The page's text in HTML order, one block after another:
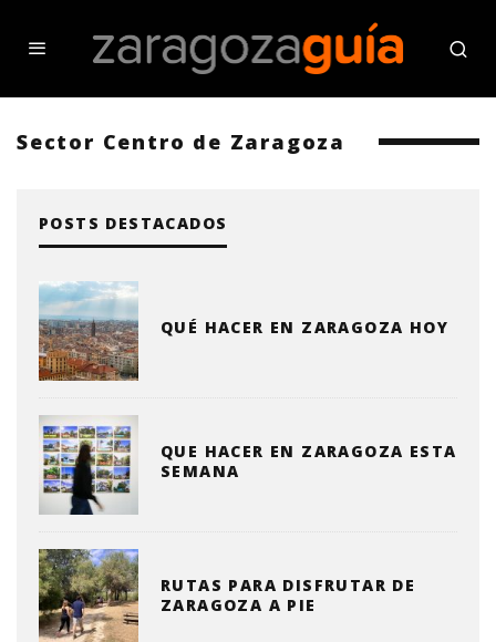
Sector Centro de Zaragoza
POSTS DESTACADOS
QUÉ HACER EN ZARAGOZA HOY
QUE HACER EN ZARAGOZA ESTA
SEMANA
RUTAS PARA DISFRUTAR DE
ZARAGOZA A PIE